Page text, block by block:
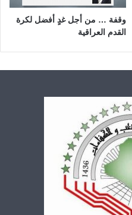
وقفة … من أجل غدٍ أفضل لكرة
القدم العراقية